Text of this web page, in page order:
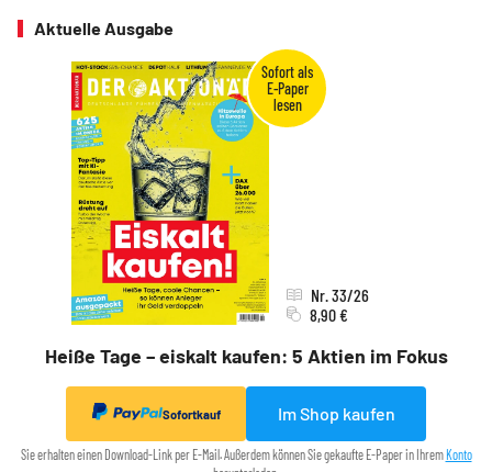
Aktuelle Ausgabe
Heiße Tage – eiskalt kaufen: 5 Aktien im Fokus
Nr. 33/26
8,90 €
Sofortkauf Im Shop kaufen
Sie erhalten einen Download-Link per E-Mail. Außerdem können Sie gekaufte E-Paper in Ihrem Konto